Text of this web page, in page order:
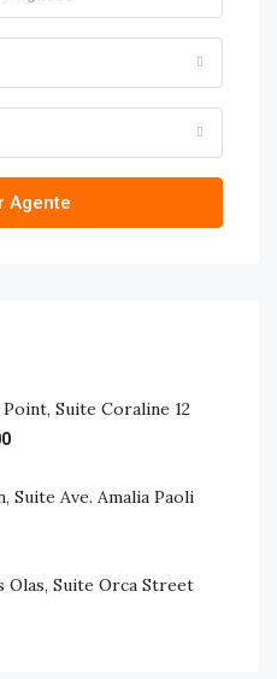
Agente
Suite Coraline 12
Suite Ave. Amalia Paoli
Olas, Suite Orca Street